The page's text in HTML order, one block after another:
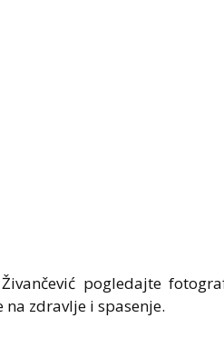
pogledajte
na zdravlje i spasenje.